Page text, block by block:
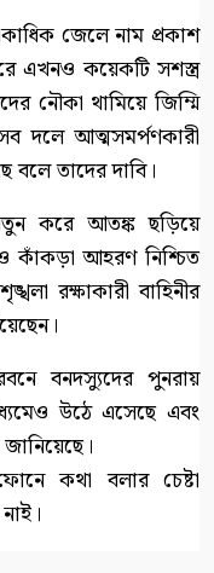
জেলে নাম প্রকাশ
এখনও কয়েকটি সশস্ত্র
নৌকা থামিয়ে জিম্মি
দলে আত্মসমর্পণকারী
তাদের দাবি।
করে আতঙ্ক ছড়িয়ে
কাঁকড়া আহরণ নিশ্চিত
রক্ষাকারী বাহিনীর
বনদস্যুদের পুনরায়
উঠে এসেছে এবং
কথা বলার চেষ্টা